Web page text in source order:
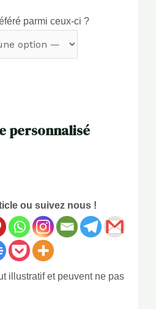
parmi ceux-ci ?
personnalisé
ou suivez nous !
illustratif et peuvent ne pas